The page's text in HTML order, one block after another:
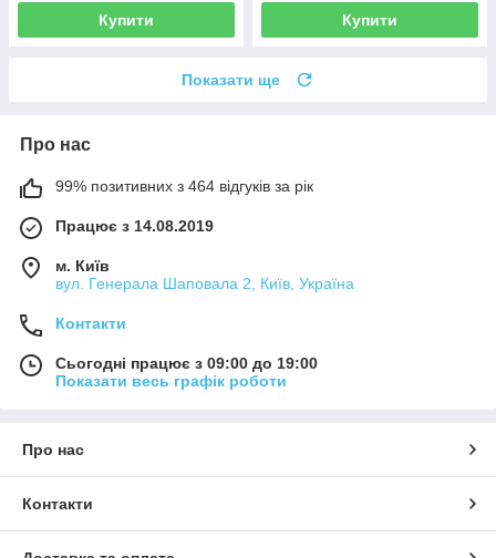
Купити Купити
Показати ще
Про нас
99% позитивних з 464 відгуків за рік
Працює з 14.08.2019
м. Київ
вул. Генерала Шаповала 2, Київ, Україна
Контакти
Сьогодні працює з 09:00 до 19:00
Показати весь графік роботи
Про нас
Контакти